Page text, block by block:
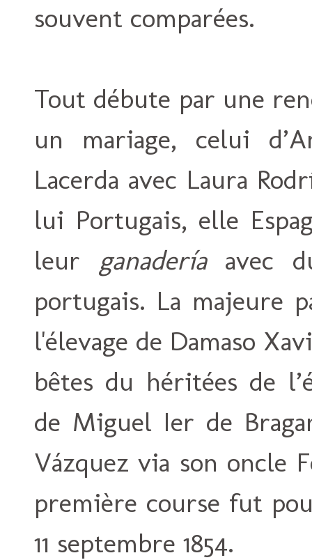
souvent comparées.
Tout débute par une
un mariage, celui
Lacerda avec Laura
lui Portugais, elle
leur ganaderíaavec
portugais. La majeure
l'élevage de Damaso
bêtes du héritées de
de Miguel Ier de
Vázquez via son oncle
première course fut
11 septembre 1854.